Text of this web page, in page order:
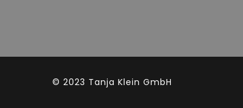
© 2023 Tanja Klein GmbH